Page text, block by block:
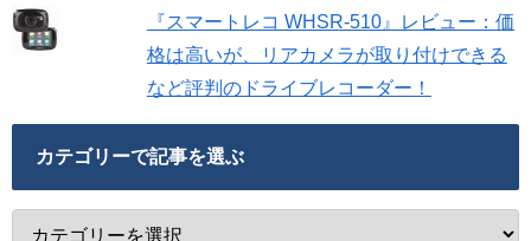
『スマートレコ WHSR-510』レビュー：価
格は高いが、リアカメラが取り付けできる
など評判のドライブレコーダー！
カテゴリーで記事を選ぶ